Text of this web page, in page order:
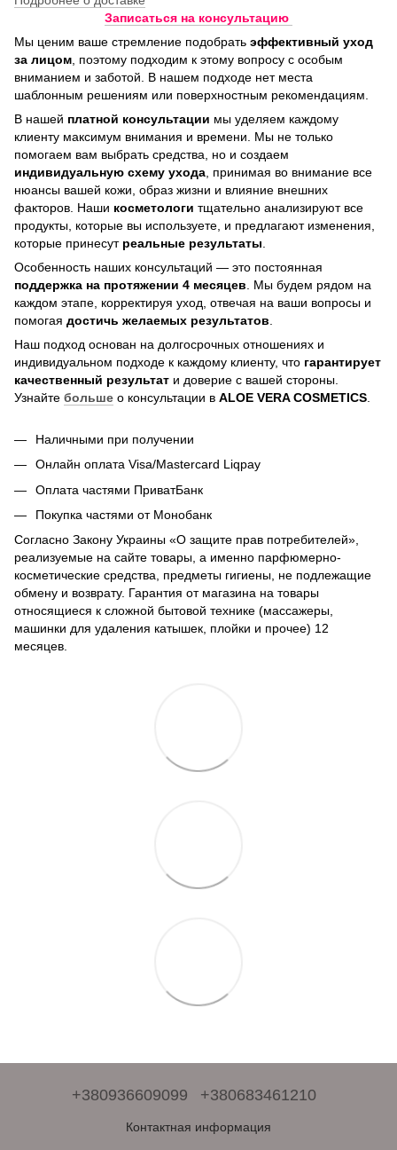
Записаться на консультацию
Мы ценим ваше стремление подобрать эффективный уход
за лицом , поэтому подходим к этому вопросу с особым
вниманием и заботой. В нашем подходе нет места
шаблонным решениям или поверхностным рекомендациям.
В нашей платной консультации мы уделяем каждому
клиенту максимум внимания и времени. Мы не только
помогаем вам выбрать средства, но и создаем
индивидуальную схему ухода , принимая во внимание все
нюансы вашей кожи, образ жизни и влияние внешних
факторов. Наши косметологи тщательно анализируют все
продукты, которые вы используете, и предлагают изменения,
которые принесут реальные результаты
Особенность наших консультаций — это постоянная
поддержка на протяжении 4 месяцев . Мы будем рядом на
каждом этапе, корректируя уход, отвечая на ваши вопросы и
помогая достичь желаемых результатов
Наш подход основан на долгосрочных отношениях и
индивидуальном подходе к каждому клиенту, что гарантирует
качественный результат и доверие с вашей стороны.
Узнайте больше о консультации в ALOE VERA COSMETICS
Наличными при получении
Онлайн оплата Visa/Mastercard Liqpay
Оплата частями ПриватБанк
Покупка частями от Монобанк
Согласно Закону Украины «О защите прав потребителей»,
реализуемые на сайте товары, а именно парфюмерно-
косметические средства, предметы гигиены, не подлежащие
обмену и возврату. Гарантия от магазина на товары
относящиеся к сложной бытовой технике (массажеры,
машинки для удаления катышек, плойки и прочее) 12
месяцев.
+380936609099 +380683461210
Контактная информация